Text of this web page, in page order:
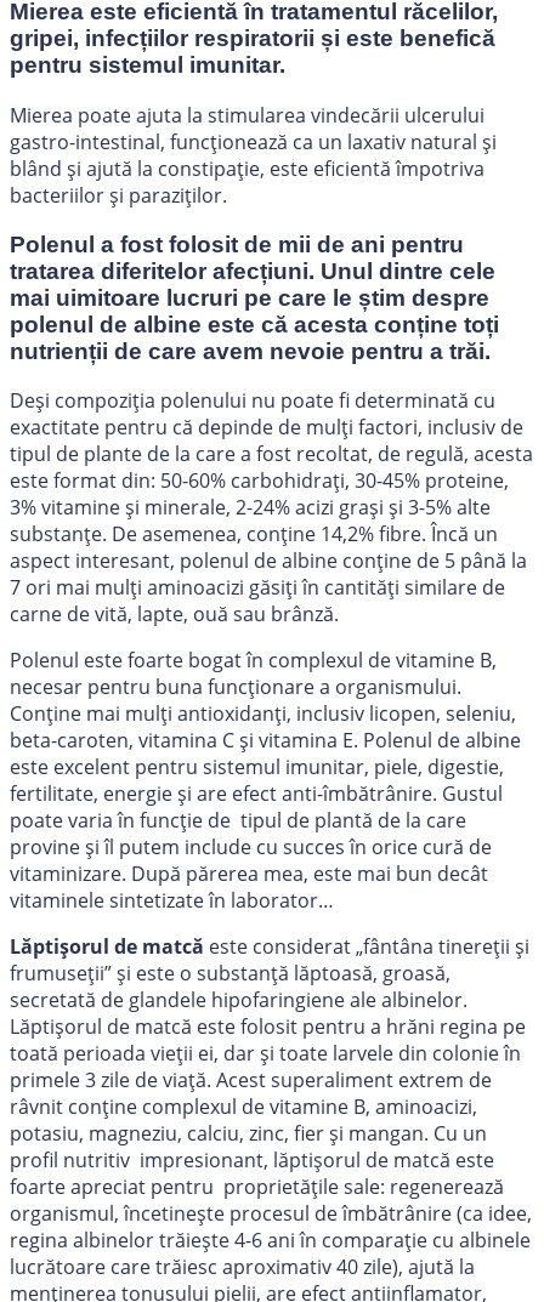
Mierea este eficientă în tratamentul răcelilor,
gripei, infecțiilor respiratorii și este benefică
pentru sistemul imunitar.
Mierea poate ajuta la stimularea vindecării ulcerului
gastro-intestinal, funcționează ca un laxativ natural și
blând și ajută la constipație, este eficientă împotriva
bacteriilor și paraziților.
Polenul a fost folosit de mii de ani pentru
tratarea diferitelor afecțiuni. Unul dintre cele
mai uimitoare lucruri pe care le știm despre
polenul de albine este că acesta conține toți
nutrienții de care avem nevoie pentru a trăi.
Deși compoziția polenului nu poate fi determinată cu
exactitate pentru că depinde de mulți factori, inclusiv de
tipul de plante de la care a fost recoltat, de regulă, acesta
este format din: 50-60% carbohidrați, 30-45% proteine,
3% vitamine și minerale, 2-24% acizi grași și 3-5% alte
substanțe. De asemenea, conține 14,2% fibre. Încă un
aspect interesant, polenul de albine conține de 5 până la
7 ori mai mulți aminoacizi găsiți în cantități similare de
carne de vită, lapte, ouă sau brânză.
Polenul este foarte bogat în complexul de vitamine B,
necesar pentru buna funcționare a organismului.
Conține mai mulți antioxidanți, inclusiv licopen, seleniu,
beta-caroten, vitamina C și vitamina E. Polenul de albine
este excelent pentru sistemul imunitar, piele, digestie,
fertilitate, energie și are efect anti-îmbătrânire. Gustul
poate varia în funcție de tipul de plantă de la care
provine și îl putem include cu succes în orice cură de
vitaminizare. După părerea mea, este mai bun decât
vitaminele sintetizate în laborator…
Lăptișorul de matcă este considerat„fântâna tinereții și
frumuseții” și este o substanță lăptoasă, groasă,
secretată de glandele hipofaringiene ale albinelor.
Lăptișorul de matcă este folosit pentru a hrăni regina pe
toată perioada vieții ei, dar și toate larvele din colonie în
primele 3 zile de viață. Acest superaliment extrem de
râvnit conține complexul de vitamine B, aminoacizi,
potasiu, magneziu, calciu, zinc, fier și mangan. Cu un
profil nutritiv impresionant, lăptișorul de matcă este
foarte apreciat pentru proprietățile sale: regenerează
organismul, încetinește procesul de îmbătrânire (ca idee,
regina albinelor trăiește 4-6 ani în comparație cu albinele
lucrătoare care trăiesc aproximativ 40 zile), ajută la
menținerea tonusului pielii, are efect antiinflamator,